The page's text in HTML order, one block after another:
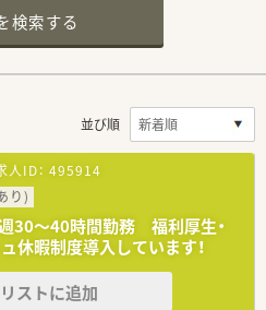
検索する
並び順
ID： 495914
り)
30～40時間勤務 福利厚生・
休暇制度導入しています！
ストに追加